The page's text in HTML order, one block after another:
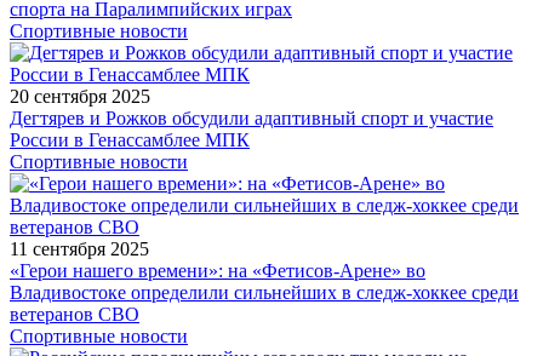
спорта на Паралимпийских играх
Спортивные новости
20 сентября 2025
Дегтярев и Рожков обсудили адаптивный спорт и участие
России в Генассамблее МПК
Спортивные новости
11 сентября 2025
«Герои нашего времени»: на «Фетисов-Арене» во
Владивостоке определили сильнейших в следж-хоккее среди
ветеранов СВО
Спортивные новости